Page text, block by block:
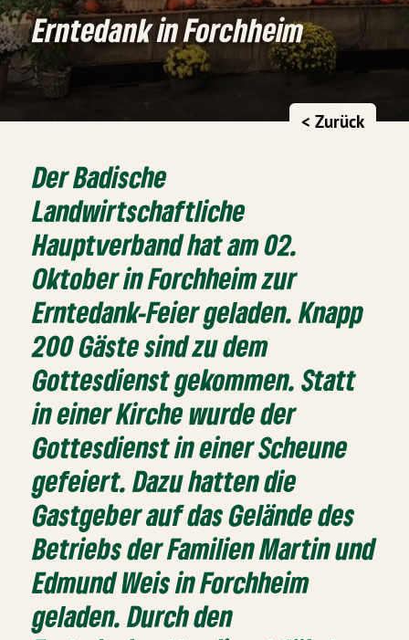
Erntedank in Forchheim
< Zurück
Der Badische
Landwirtschaftliche
Hauptverband hat am 02.
Oktober in Forchheim zur
Erntedank-Feier geladen. Knapp
200 Gäste sind zu dem
Gottesdienst gekommen. Statt
in einer Kirche wurde der
Gottesdienst in einer Scheune
gefeiert. Dazu hatten die
Gastgeber auf das Gelände des
Betriebs der Familien Martin und
Edmund Weis in Forchheim
geladen. Durch den